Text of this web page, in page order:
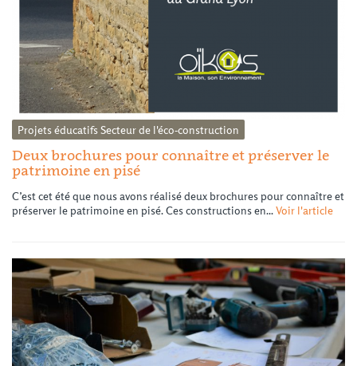
Projets éducatifsSecteur de l'éco-construction
Deux brochures pour connaître et préserver le
patrimoine en pisé
C’est cet été que nous avons réalisé deux brochures pour connaître et
préserver le patrimoine en pisé. Ces constructions en...Voir l'article